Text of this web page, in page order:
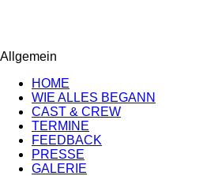
Allgemein
HOME
WIE ALLES BEGANN
CAST & CREW
TERMINE
FEEDBACK
PRESSE
GALERIE